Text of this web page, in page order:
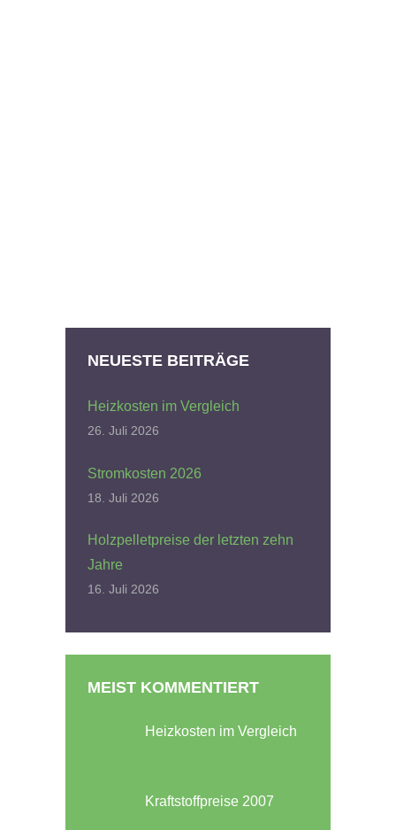
NEUESTE BEITRÄGE
Heizkosten im Vergleich
26. Juli 2026
Stromkosten 2026
18. Juli 2026
Holzpelletpreise der letzten zehn
Jahre
16. Juli 2026
MEIST KOMMENTIERT
Heizkosten im Vergleich
Kraftstoffpreise 2007